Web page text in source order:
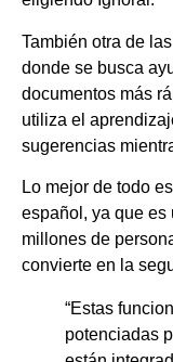
También otra de
donde se busca
documentos más
utiliza el
sugerencias
Lo mejor de todo
español, ya que es
millones de
convierte en la
“Estas
potenciadas